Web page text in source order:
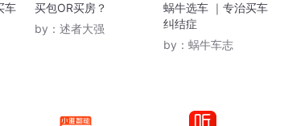
车
买包OR买房？
by： 述者大强
蜗牛选车 ｜专治买车
纠结症
by： 蜗牛车志